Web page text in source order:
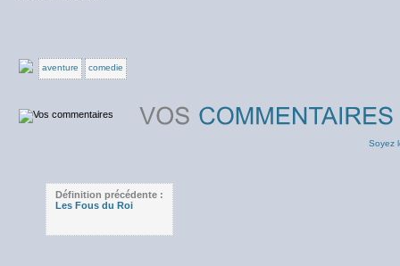
aventure comedie
Soyez
Définition précédente :
Les Fous du Roi